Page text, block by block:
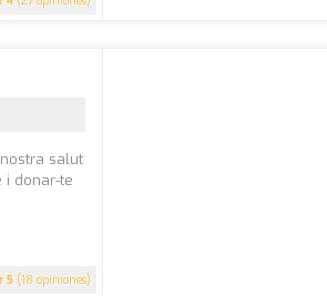
5 (18 opiniones)
salut
i donar-te